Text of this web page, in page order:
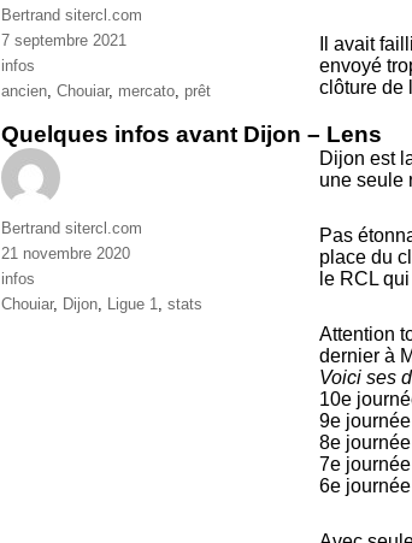
Il avait
envoyé
clôture de
Auteur
Bertrand sitercl.com
Publié
le
7 septembre 2021
Catégories
infos
Étiquettes
ancien Chouiar, mercato prêt
Quelques infos avant Dijon – Lens
Dijon est
une seule
Pas
place du
le RCL
Attention
dernier à
Voici ses
10e
9e
8e
7e
6e
Auteur
Bertrand sitercl.com
Publié
le
21 novembre 2020
Catégories
infos
Étiquettes
Chouiar, Dijon, Ligue 1, stats